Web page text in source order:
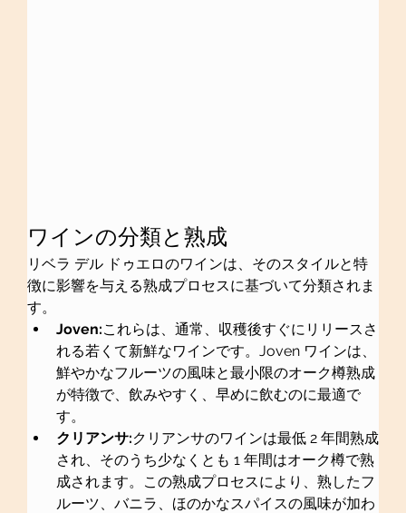
ワインの分類と熟成
リベラ デル ドゥエロのワインは、そのスタイルと特
徴に影響を与える熟成プロセスに基づいて分類されま
す。
Joven:これらは、通常、収穫後すぐにリリースさ
れる若くて新鮮なワインです。Joven ワインは、
鮮やかなフルーツの風味と最小限のオーク樽熟成
が特徴で、飲みやすく、早めに飲むのに最適で
す。
クリアンサ:クリアンサのワインは最低 2 年間熟成
され、そのうち少なくとも 1 年間はオーク樽で熟
成されます。この熟成プロセスにより、熟したフ
ルーツ、バニラ、ほのかなスパイスの風味が加わ